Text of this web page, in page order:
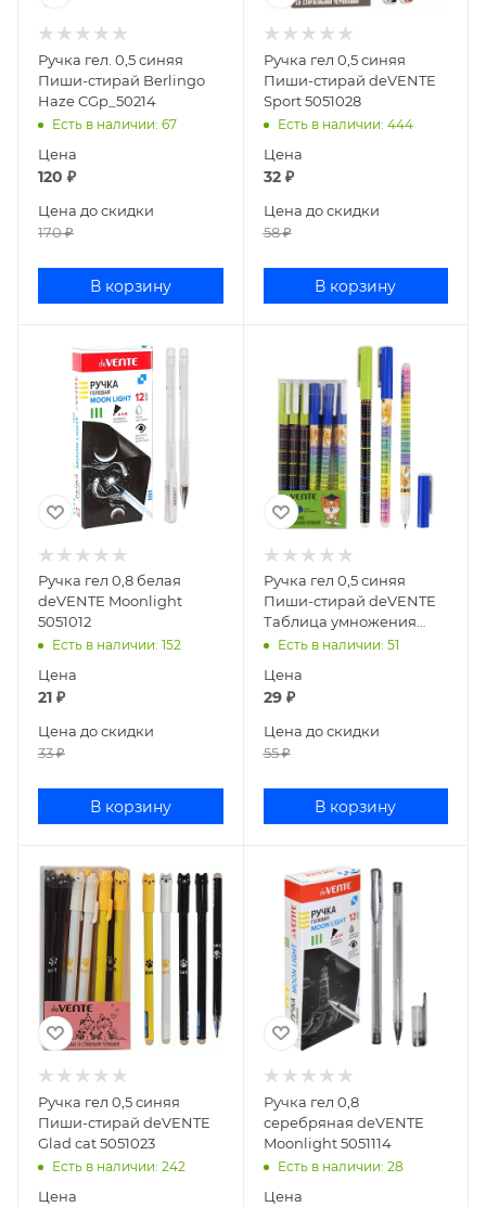
Ручка гел. 0,5 синяя
Пиши-стирай Berlingo
Haze CGp_50214
Есть в наличии: 67
Цена
120 ₽
Цена до скидки
170₽
В корзину
Ручка гел 0,5 синяя
Пиши-стирай deVENTE
Sport 5051028
Есть в наличии: 444
Цена
32₽
Цена до скидки
58₽
В корзину
Ручка гел 0,8 белая
deVENTE Moonlight
5051012
Есть в наличии: 152
Цена
21 ₽
Цена до скидки
33₽
В корзину
Ручка гел 0,5 синяя
Пиши-стирай deVENTE
Таблица умножения
5051116
Есть в наличии: 51
Цена
29₽
Цена до скидки
55₽
В корзину
Ручка гел 0,5 синяя
Пиши-стирай deVENTE
Glad cat 5051023
Есть в наличии: 242
Цена
Ручка гел 0,8
серебряная deVENTE
Moonlight 5051114
Есть в наличии: 28
Цена